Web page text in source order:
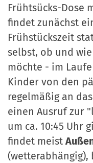
Frühtsücks-Dose
findet zunächst
Frühstückszeit
selbst, ob und
möchte - im
Kinder von den
regelmäßig an
einen Ausruf zur
um ca. 10:45 Uhr
findet meist
(wetterabhängig),